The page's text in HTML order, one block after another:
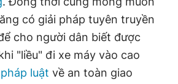
có giải pháp tuyên truyền
cho người dân biết được
"liều" đi xe máy vào cao
pháp luật về an toàn giao